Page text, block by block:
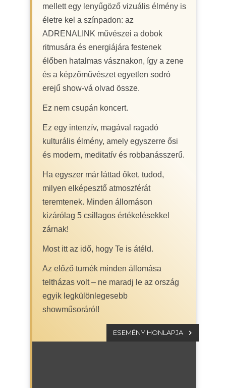
mellett egy lenyűgöző vizuális élmény is
életre kel a színpadon: az
ADRENALINK művészei a dobok
ritmusára és energiájára festenek
élőben hatalmas vásznakon, így a zene
és a képzőművészet egyetlen sodró
erejű show-vá olvad össze.
Ez nem csupán koncert.
Ez egy intenzív, magával ragadó
kulturális élmény, amely egyszerre ősi
és modern, meditatív és robbanásszerű.
Ha egyszer már láttad őket, tudod,
milyen elképesztő atmoszférát
teremtenek. Minden állomáson
kizárólag 5 csillagos értékelésekkel
zárnak!
Most itt az idő, hogy Te is átéld.
Az előző turnék minden állomása
teltházas volt – ne maradj le az ország
egyik legkülönlegesebb
showműsoráról!
ESEMÉNY HONLAPJA